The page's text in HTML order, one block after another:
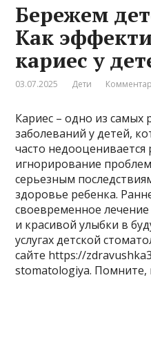
Бережем
Как
кариес у
03.07.2025 Дети
Кариес – одно из самых
заболеваний у детей,
часто
игнорирование
серьезным
здоровье ребенка.
своевременное
и красивой улыбки в
услугах детской
сайте https://
stomatologiya. Помните,